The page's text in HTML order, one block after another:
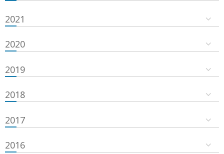
2021
2020
2019
2018
2017
2016